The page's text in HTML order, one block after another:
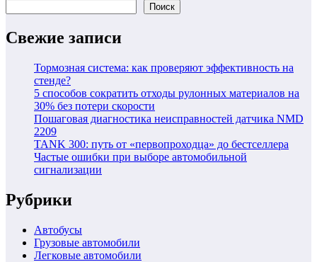
Поиск
Свежие записи
Тормозная система: как проверяют эффективность на
стенде?
5 способов сократить отходы рулонных материалов на
30% без потери скорости
Пошаговая диагностика неисправностей датчика NMD
2209
TANK 300: путь от «первопроходца» до бестселлера
Частые ошибки при выборе автомобильной
сигнализации
Рубрики
Автобусы
Грузовые автомобили
Легковые автомобили